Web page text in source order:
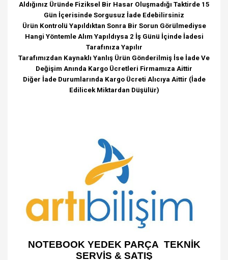
Aldığınız Üründe Fiziksel Bir Hasar Oluşmadığı Taktirde 15
Gün İçerisinde Sorgusuz İade Edebilirsiniz
Ürün Kontrolü Yapıldıktan Sonra Bir Sorun Görülmediyse
Hangi Yöntemle Alım Yapıldıysa 2 İş Günü İçinde İadesi
Tarafınıza Yapılır
Tarafımızdan Kaynaklı Yanlış Ürün Gönderilmiş İse İade Ve
Değişim Anında Kargo Ücretleri Firmamıza Aittir
Diğer İade Durumlarında Kargo Ücreti Alıcıya Aittir (İade
Edilicek Miktardan Düşülür)
NOTEBOOK YEDEK PARÇA TEKNİK
SERVİS & SATIŞ